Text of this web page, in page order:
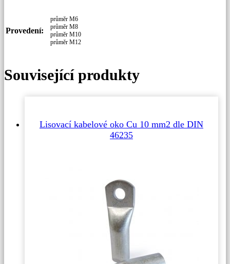
Provedení:
průměr M6
průměr M8
průměr M10
průměr M12
Související produkty
Lisovací kabelové oko Cu 10 mm2 dle DIN
46235